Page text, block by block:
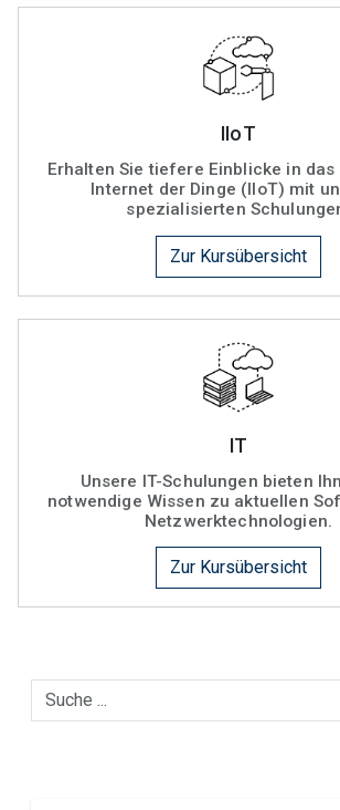
IIoT
Erhalten Sie tiefere Einblicke in
Internet der Dinge (IIoT) mit
spezialisierten
Zur Kursübersicht
IT
Unsere IT-Schulungen bieten
notwendige Wissen zu aktuellen
Netzwerktechnologien.
Zur Kursübersicht